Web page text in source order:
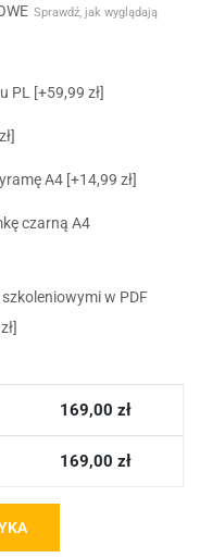
Sprawdź, jak wyglądają
PL [+59,99 zł]
A4 [+14,99 zł]
czarną A4
w PDF
169,00 zł
169,00 zł